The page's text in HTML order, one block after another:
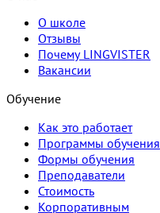
О школе
Отзывы
Почему LINGVISTER
Вакансии
Обучение
Как это работает
Программы обучения
Формы обучения
Преподаватели
Стоимость
Корпоративным